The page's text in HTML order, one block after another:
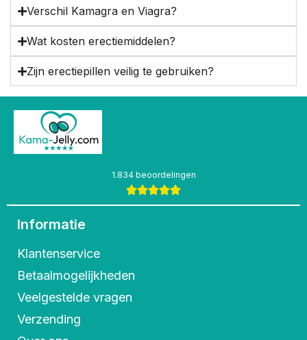
Verschil Kamagra en Viagra?
Wat kosten erectiemiddelen?
Zijn erectiepillen veilig te gebruiken?
1.834 beoordelingen
Informatie
Klantenservice
Betaalmogelijkheden
Veelgestelde vragen
Verzending